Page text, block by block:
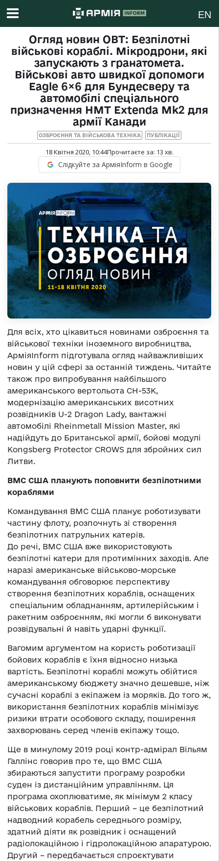
EN
Огляд новин ОВТ: Безпілотні
військові кораблі. Мікродрони, які
запускають з гранатомета.
Військові авто швидкої допомоги
Eagle 6×6 для Бундесверу та
автомобілі спеціального
призначення HMT Extenda Mk2 для
армії Канади
ОЗБРОЄННЯ ТА ВІЙСЬКОВА ТЕХНІКА ПУБЛІКАЦІЇ
18 Квітня 2020, 10:44Прочитаєте за: 13 хв.
Слідкуйте за АрміяInform в Google
Для всіх, хто цікавиться новинами озброєння та
військової техніки іноземного виробництва,
АрміяInform підготувала огляд найважливіших
новин у цій сфері за останній тиждень. Читайте
також про випробування найбільшого
американського вертольота CH-53K,
модернізацію американських висотних
розвідників U-2 Dragon Lady, вантажні
автомобілі Rheinmetall Mission Master, які
надійдуть до Британської армії, бойові модулі
Kongsberg Protector CROWS для збройних сил
Литви.
ВМС США планують поповнити безпілотними
кораблями
Командування ВМС США планує роботизувати
частину флоту, розпочнуть зі створення
безпілотних патрульних катерів.
До речі, ВМС США вже використовують
безпілотні катери для протимінних заходів. Але
наразі американське військово-морське
командування обговорює перспективу
створення безпілотних кораблів, оснащених
спеціальним обладнанням, артилерійським і
ракетним озброєнням, які могли б виконувати
розвідувальні й навіть ударні функції.
Вагомим аргументом на користь роботизації
бойових кораблів є їхня відносно низька
вартість. Безпілотні кораблі можуть обійтися
американському бюджету значно дешевше, ніж
сучасні кораблі з екіпажем із моряків. До того ж,
використання безпілотних кораблів мінімізує
ризики втрати особового складу, поширення
захворювань серед членів екіпажу тощо.
Ще в минулому 2019 році контр-адмірал Вільям
Галлінс говорив про те, що ВМС США
збираються запустити програму розробки
суден із дистанційним управлінням. Ця
програма охоплюватиме, як мінімум 2 класу
військових кораблів. Перший – це безпілотний
надводний корабель середнього розміру,
здатний діяти як розвідник і оснащений
радіолокаційною і гідролокаційною апаратурою.
Другий – передбачається спроєктувати